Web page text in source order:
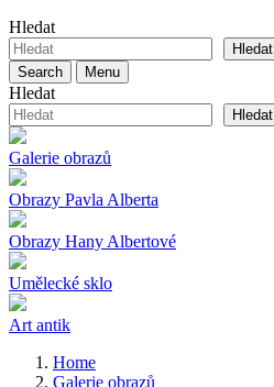
Hledat
Hledat
Search
Menu
Hledat
Hledat
Galerie obrazů
Obrazy Pavla Alberta
Obrazy Hany Albertové
Umělecké sklo
Art antik
Home
Galerie obrazů